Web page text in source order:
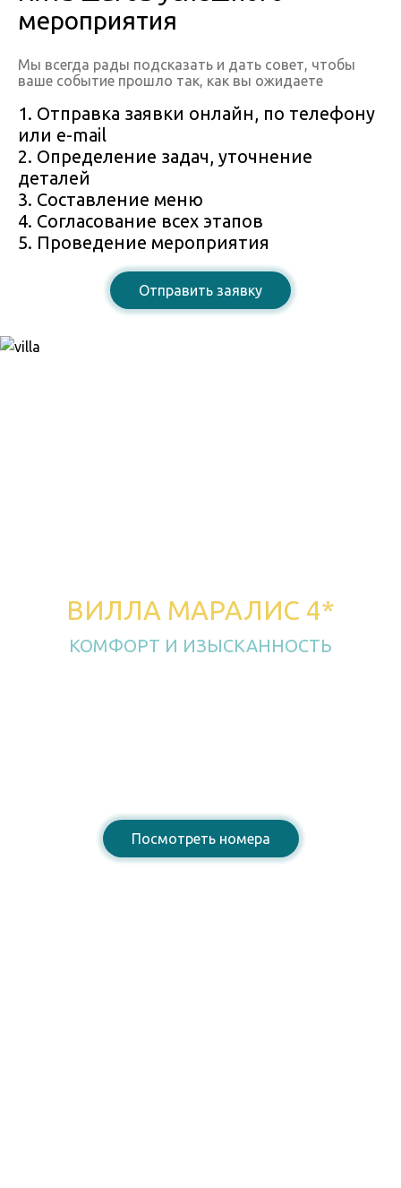
мероприятия
Мы всегда рады подсказать и дать совет, чтобы
ваше событие прошло так, как вы ожидаете
1. Отправка заявки онлайн, по телефону
или e-mail
2. Определение задач, уточнение
деталей
3. Составление меню
4. Согласование всех этапов
5. Проведение мероприятия
Отправить заявку
ВИЛЛА МАРАЛИС 4*
КОМФОРТ И ИЗЫСКАННОСТЬ
Посмотреть номера